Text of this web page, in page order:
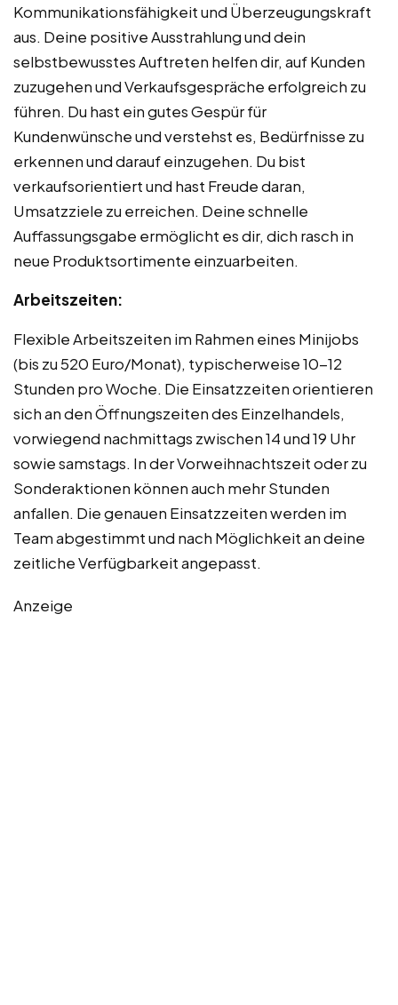
Kommunikationsfähigkeit und Überzeugungskraft
aus. Deine positive Ausstrahlung und dein
selbstbewusstes Auftreten helfen dir, auf Kunden
zuzugehen und Verkaufsgespräche erfolgreich zu
führen. Du hast ein gutes Gespür für
Kundenwünsche und verstehst es, Bedürfnisse zu
erkennen und darauf einzugehen. Du bist
verkaufsorientiert und hast Freude daran,
Umsatzziele zu erreichen. Deine schnelle
Auffassungsgabe ermöglicht es dir, dich rasch in
neue Produktsortimente einzuarbeiten.
Arbeitszeiten:
Flexible Arbeitszeiten im Rahmen eines Minijobs
(bis zu 520 Euro/Monat), typischerweise 10-12
Stunden pro Woche. Die Einsatzzeiten orientieren
sich an den Öffnungszeiten des Einzelhandels,
vorwiegend nachmittags zwischen 14 und 19 Uhr
sowie samstags. In der Vorweihnachtszeit oder zu
Sonderaktionen können auch mehr Stunden
anfallen. Die genauen Einsatzzeiten werden im
Team abgestimmt und nach Möglichkeit an deine
zeitliche Verfügbarkeit angepasst.
Anzeige